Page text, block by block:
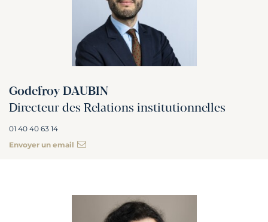
Godefroy DAUBIN
Directeur des Relations institutionnelles
01 40 40 63 14
Envoyer un email